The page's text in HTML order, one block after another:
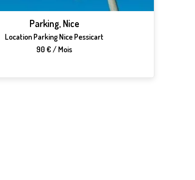
Parking, Nice
Location Parking Nice Pessicart
90 € / Mois